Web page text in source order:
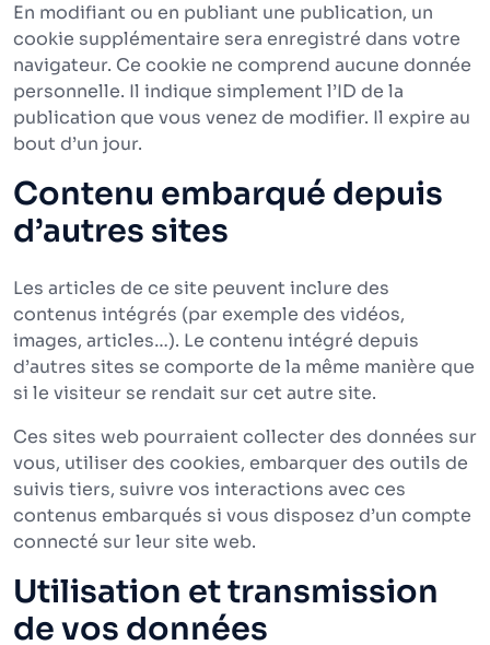
En modifiant ou en publiant une publication, un
cookie supplémentaire sera enregistré dans votre
navigateur. Ce cookie ne comprend aucune donnée
personnelle. Il indique simplement l’ID de la
publication que vous venez de modifier. Il expire au
bout d’un jour.
Contenu embarqué depuis
d’autres sites
Les articles de ce site peuvent inclure des
contenus intégrés (par exemple des vidéos,
images, articles…). Le contenu intégré depuis
d’autres sites se comporte de la même manière que
si le visiteur se rendait sur cet autre site.
Ces sites web pourraient collecter des données sur
vous, utiliser des cookies, embarquer des outils de
suivis tiers, suivre vos interactions avec ces
contenus embarqués si vous disposez d’un compte
connecté sur leur site web.
Utilisation et transmission
de vos données